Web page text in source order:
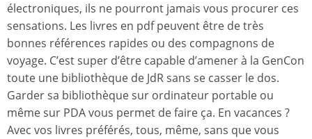
électroniques, ils ne pourront jamais vous procurer ces
sensations. Les livres en pdf peuvent être de très
bonnes références rapides ou des compagnons de
voyage. C’est super d’être capable d’amener à la GenCon
toute une bibliothèque de JdR sans se casser le dos.
Garder sa bibliothèque sur ordinateur portable ou
même sur PDA vous permet de faire ça. En vacances ?
Avec vos livres préférés, tous, même, sans que vous